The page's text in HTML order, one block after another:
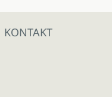
KONTAKT